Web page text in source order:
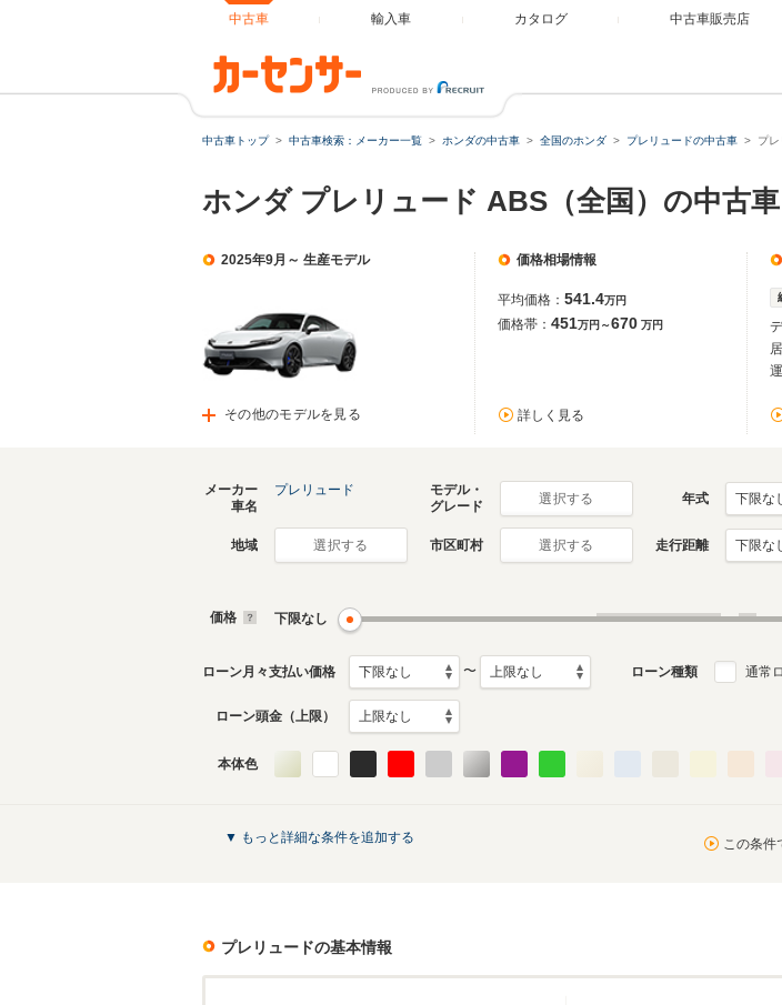
中古車 輸入車 カタログ 中古車販売店
中古車トップ 中古車検索：メーカー一覧 ホンダの中古車 全国のホンダ プレリュードの中古車 プ
ホンダ プレリュード ABS（全国）の中古車
2025年9月～ 生産モデル
その他のモデルを見る
価格相場情報
平均価格： 541.4万円
価格帯： 451万円～670 万円
詳しく見る
生産モデル
プレリュードのカタログを見る
メーカー
車名
プレリュード
モデル・
グレード
選択する 年式
地域 選択する 市区町村 選択する 走行距離
価格 下限なし
ローン月々支払い価格 〜 ローン種類 通常
ローン頭金（上限）
本体色
▼ もっと詳細な条件を追加する この条件
プレリュードの基本情報